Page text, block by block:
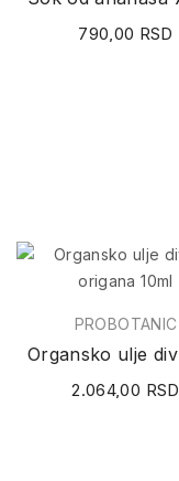
790,00 RSD
PROBOTANIC
2.064,00 RSD